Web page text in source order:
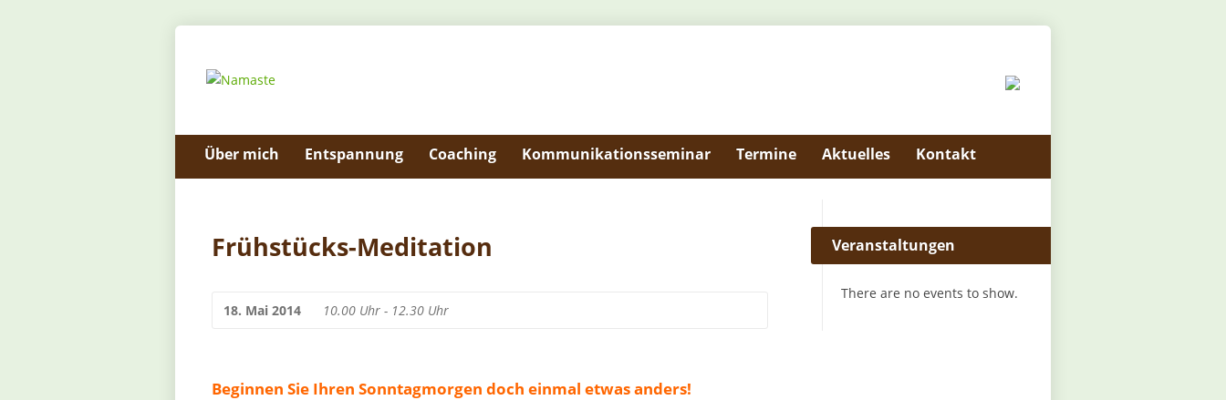
Über mich Entspannung Coaching Kommunikationsseminar Termine Aktuelles Kontakt
Frühstücks-Meditation
18. Mai 2014 10.00 Uhr - 12.30 Uhr
Beginnen Sie Ihren Sonntagmorgen doch einmal etwas anders!
Veranstaltungen
There are no events to show.